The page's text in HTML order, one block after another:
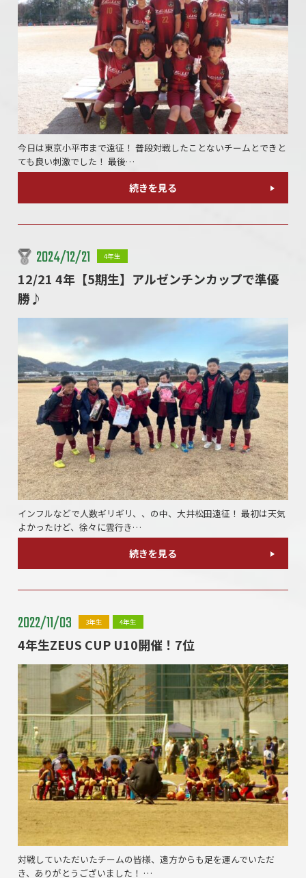
今日は東京小平市まで遠征！ 普段対戦したことないチームとできと
ても良い刺激でした！ 最後…
続きを見る
2024/12/21 4年生
12/21 4年【5期生】アルゼンチンカップで準優
勝♪
インフルなどで人数ギリギリ、、の中、大井松田遠征！ 最初は天気
よかったけど、徐々に雲行き…
続きを見る
2022/11/03 3年生 4年生
4年生ZEUS CUP U10開催！7位
対戦していただいたチームの皆様、遠方からも足を運んでいただ
き、ありがとうございました！ …